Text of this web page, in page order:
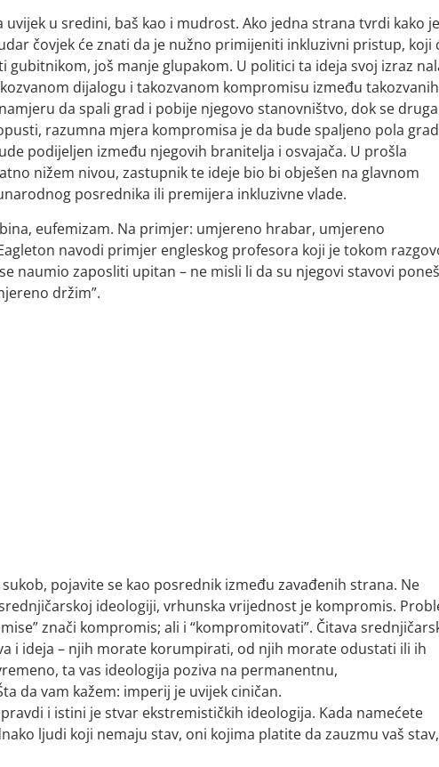
uvijek u sredini, baš kao i mudrost. Ako jedna strana tvrdi kako je
čovjek će znati da je nužno primijeniti inkluzivni pristup, koji
gubitnikom, još manje glupakom. U politici ta ideja svoj izraz
dijalogu i takozvanom kompromisu između takozvanih
da spali grad i pobije njegovo stanovništvo, dok se druga
razumna mjera kompromisa je da bude spaljeno pola
podijeljen između njegovih branitelja i osvajača. U prošla
nižem nivou, zastupnik te ideje bio bi obješen na glavnom
posrednika ili premijera inkluzivne vlade.
eufemizam. Na primjer: umjereno hrabar, umjereno
navodi primjer engleskog profesora koji je tokom
naumio zaposliti upitan – ne misli li da su njegovi stavovi
držim”.
pojavite se kao posrednik između zavađenih strana. Ne
ideologiji, vrhunska vrijednost je kompromis.
znači kompromis; ali i “kompromitovati”. Čitava
i ideja – njih morate korumpirati, od njih morate odustati ili ih
ta vas ideologija poziva na permanentnu,
da vam kažem: imperij je uvijek ciničan.
i istini je stvar ekstremističkih ideologija. Kada namećete
ljudi koji nemaju stav, oni kojima platite da zauzmu vaš